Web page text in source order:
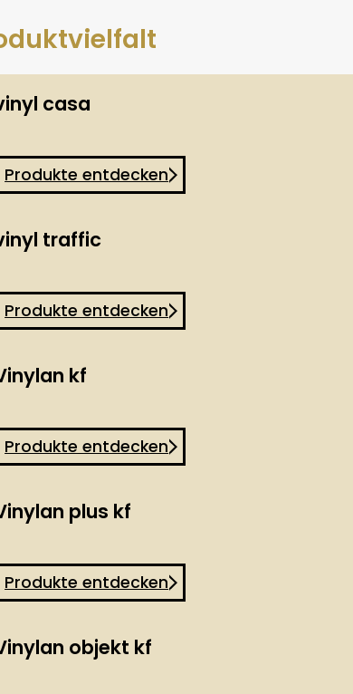
casa
Produkte entdecken
traffic
Produkte entdecken
kf
Produkte entdecken
plus kf
Produkte entdecken
objekt kf